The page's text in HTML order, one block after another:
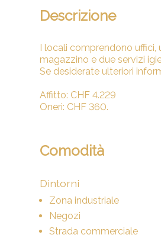
Descrizione
I locali comprendono
magazzino e due servizi
Se desiderate ulteriori
Affitto: CHF 4.229
Oneri: CHF 360.
Comodità
Dintorni
Zona industriale
Negozi
Strada commerciale